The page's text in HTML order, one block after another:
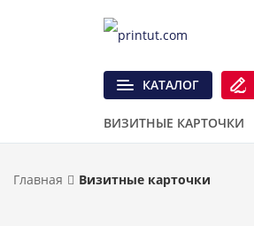
КАТАЛОГ
ВИЗИТНЫЕ КАРТОЧКИ
Главная Визитные карточки